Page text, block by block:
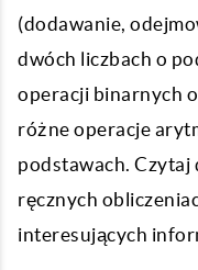
(dodawanie,
dwóch liczbach o
operacji binarnych
różne operacje
podstawach. Czytaj
ręcznych
interesujących